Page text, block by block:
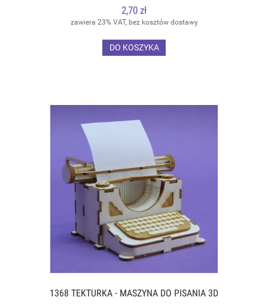
2,70 zł
zawiera 23% VAT, bez kosztów dostawy
DO KOSZYKA
1368 TEKTURKA - MASZYNA DO PISANIA 3D